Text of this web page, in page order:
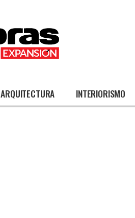
ARQUITECTURA INTERIORISMO